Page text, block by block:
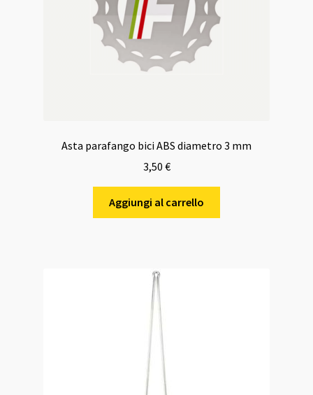
Asta parafango bici ABS diametro 3 mm
3,50 €
Aggiungi al carrello